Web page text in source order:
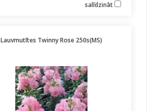
salīdzināt
Lauvmutītes Twinny Rose 250s(MS)